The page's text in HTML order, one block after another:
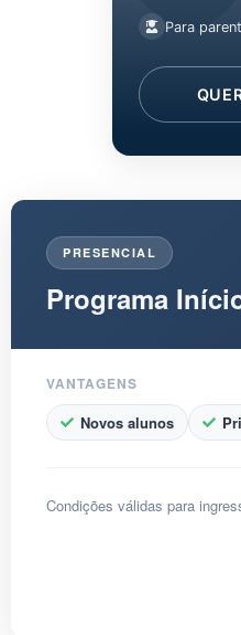
Para
PRESENCIAL
Programa
VANTAGENS
Novos alunos
Condições válidas para